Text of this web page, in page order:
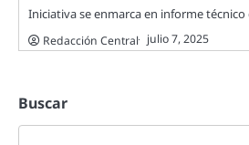
Iniciativa se enmarca en informe técnico
Redacción Central julio 7, 2025
Buscar